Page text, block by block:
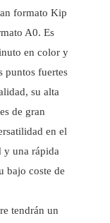
formato Kip
A0. Es
en color y
puntos fuertes
su alta
de gran
en el
y una rápida
bajo coste de
tendrán un